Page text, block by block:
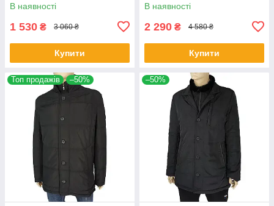
В наявності
1 530 ₴ 3 060 ₴
Купити
В наявності
2 290 ₴ 4 580 ₴
Купити
Топ продажів –50% –50%